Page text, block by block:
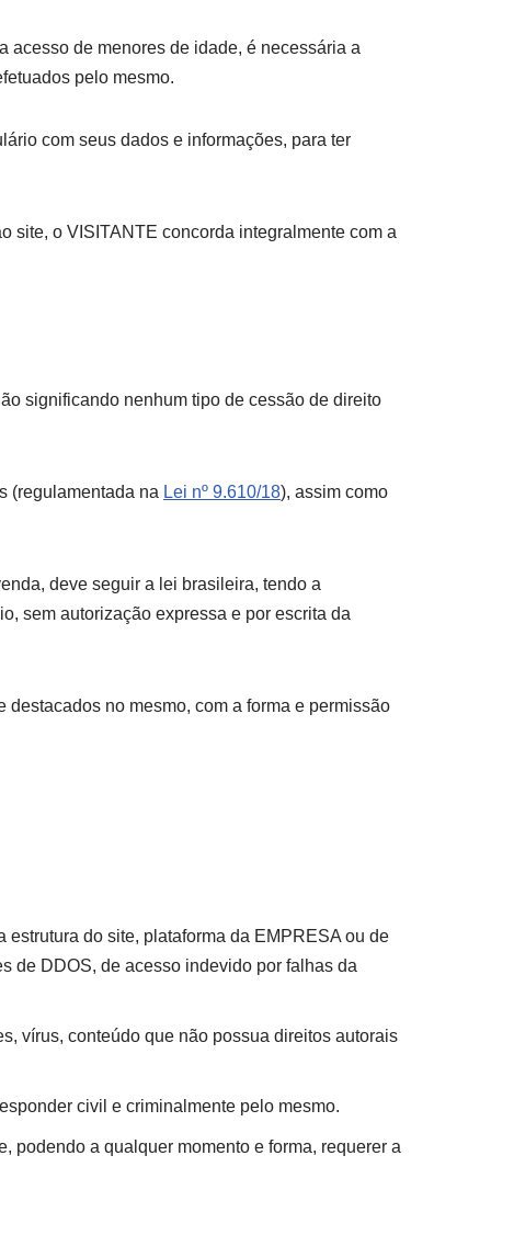
acesso de menores de idade, é necessária a
pelo mesmo.
com seus dados e informações, para ter
site, o VISITANTE concorda integralmente com a
significando nenhum tipo de cessão de direito
(regulamentada na Lei nº 9.610/18), assim como
deve seguir a lei brasileira, tendo a
sem autorização expressa e por escrita da
no mesmo, com a forma e permissão
do site, plataforma da EMPRESA ou de
de DDOS, de acesso indevido por falhas da
vírus, conteúdo que não possua direitos autorais
civil e criminalmente pelo mesmo.
podendo a qualquer momento e forma, requerer a